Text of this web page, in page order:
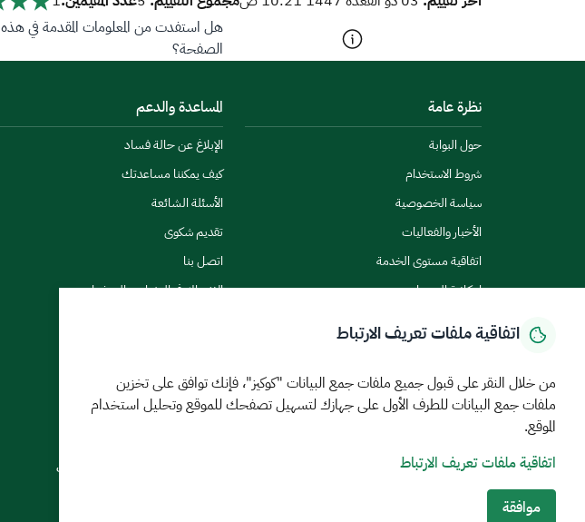
هل استفدت من المعلومات المقدمة في هذه
الصفحة؟
نظرة عامة
حول البوابة
شروط الاستخدام
سياسة الخصوصية
الأخبار والفعاليات
اتفاقية مستوى الخدمة
إمكانية الوصول
المساعدة والدعم
الإبلاغ عن حالة فساد
كيف يمكننا مساعدتك
الأسئلة الشائعة
تقديم شكوى
اتصل بنا
الاشتراك في النشرات والتحذيرات
MEWA©جميع الحقوق محفوظة 2026
اتفاقية ملفات تعريف الارتباط
من خلال النقر على قبول جميع ملفات جمع البيانات "كوكيز"، فإنك توافق على تخزين
ملفات جمع البيانات للطرف الأول على جهازك لتسهيل تصفحك للموقع وتحليل استخدام
الموقع.
اتفاقية ملفات تعريف الارتباط
موافقة